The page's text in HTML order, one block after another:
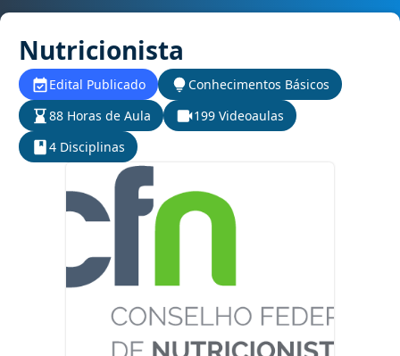
Nutricionista
Edital Publicado
Conhecimentos Básicos
88 Horas de Aula
199 Videoaulas
4 Disciplinas